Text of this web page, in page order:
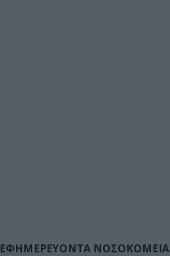
ΕΦΗΜΕΡΕΥΟΝΤΑ ΝΟΣΟΚΟΜΕΙΑ